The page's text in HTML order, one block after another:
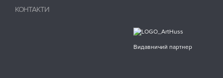
КОНТАКТИ
Видавничий партнер